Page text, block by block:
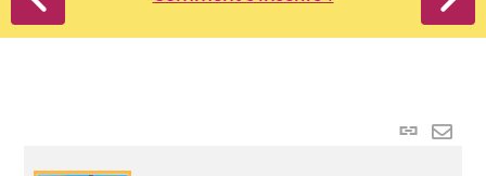
Lien